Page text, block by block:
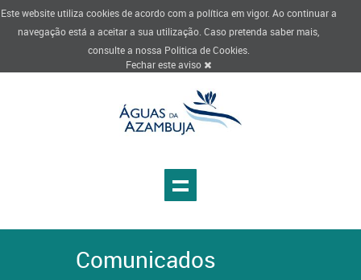
Este website utiliza cookies de acordo com a política em vigor. Ao continuar a
navegação está a aceitar a sua utilização. Caso pretenda saber mais,
consulte a nossa Politica de Cookies.
Fechar este aviso
Comunicados